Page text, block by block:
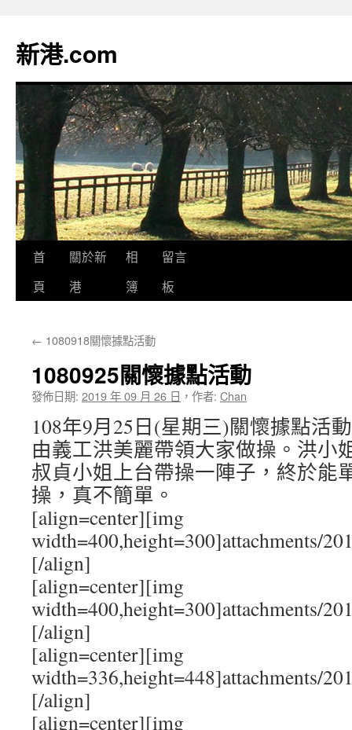
主
要
新港.com
首
頁
關於新
港
相
簿
留言
板
← 1080918關懷據點活動
1080925關懷據點活動
發佈日期: 2019 年 09 月 26 日 ， 作者: Chan
108年9月25日(星期三)關懷據點活
由義工洪美麗帶領大家做操。洪小
叔貞小姐上台帶操一陣子，終於能
操，真不簡單。
[align=center][img
width=400,height=300]attachments/
[/align]
[align=center][img
width=400,height=300]attachments/
[/align]
[align=center][img
width=336,height=448]attachments/
[/align]
[align=center][img